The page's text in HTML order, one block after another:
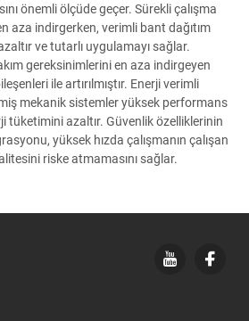
önemli ölçüde geçer. Sürekli çalışma
aza indirgerken, verimli bant dağıtım
ve tutarlı uygulamayı sağlar.
gereksinimlerini en aza indirgeyen
ile artırılmıştır. Enerji verimli
mekanik sistemler yüksek performans
tüketimini azaltır. Güvenlik özelliklerinin
yüksek hızda çalışmanın çalışan
riske atmamasını sağlar.